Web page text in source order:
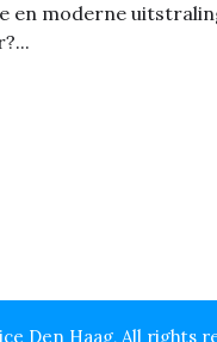
en moderne
Den Haag, All rights